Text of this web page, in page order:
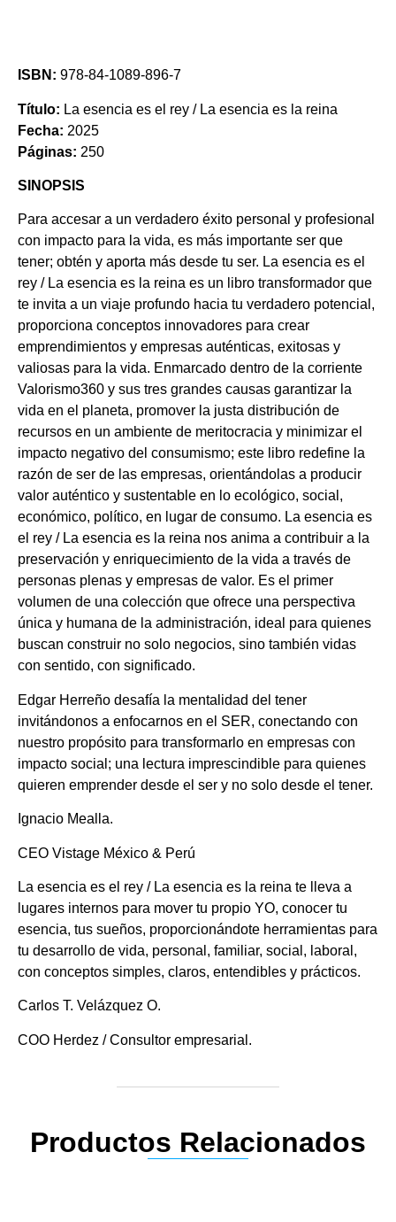
ISBN: 978-84-1089-896-7
Título: La esencia es el rey / La esencia es la reina
Fecha: 2025
Páginas: 250
SINOPSIS
Para accesar a un verdadero éxito personal y profesional
con impacto para la vida, es más importante ser que
tener; obtén y aporta más desde tu ser. La esencia es el
rey / La esencia es la reina es un libro transformador que
te invita a un viaje profundo hacia tu verdadero potencial,
proporciona conceptos innovadores para crear
emprendimientos y empresas auténticas, exitosas y
valiosas para la vida. Enmarcado dentro de la corriente
Valorismo360 y sus tres grandes causas garantizar la
vida en el planeta, promover la justa distribución de
recursos en un ambiente de meritocracia y minimizar el
impacto negativo del consumismo; este libro redefine la
razón de ser de las empresas, orientándolas a producir
valor auténtico y sustentable en lo ecológico, social,
económico, político, en lugar de consumo. La esencia es
el rey / La esencia es la reina nos anima a contribuir a la
preservación y enriquecimiento de la vida a través de
personas plenas y empresas de valor. Es el primer
volumen de una colección que ofrece una perspectiva
única y humana de la administración, ideal para quienes
buscan construir no solo negocios, sino también vidas
con sentido, con significado.
Edgar Herreño desafía la mentalidad del tener
invitándonos a enfocarnos en el SER, conectando con
nuestro propósito para transformarlo en empresas con
impacto social; una lectura imprescindible para quienes
quieren emprender desde el ser y no solo desde el tener.
Ignacio Mealla.
CEO Vistage México & Perú
La esencia es el rey / La esencia es la reina te lleva a
lugares internos para mover tu propio YO, conocer tu
esencia, tus sueños, proporcionándote herramientas para
tu desarrollo de vida, personal, familiar, social, laboral,
con conceptos simples, claros, entendibles y prácticos.
Carlos T. Velázquez O.
COO Herdez / Consultor empresarial.
Productos Relacionados